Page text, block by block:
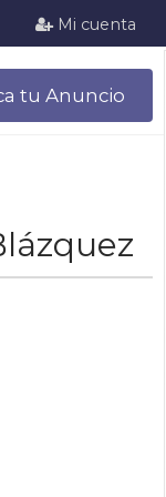
Mi cuenta
tu Anuncio